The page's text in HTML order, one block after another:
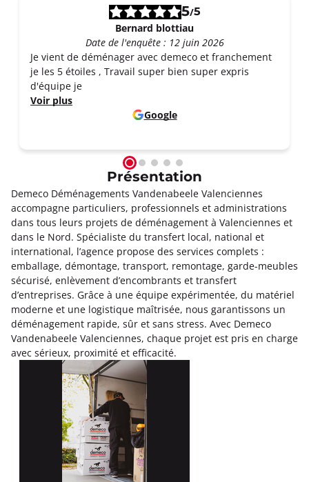
5/5
Bernard blottiau
Date de l'enquête : 12 juin 2026
Je vient de déménager avec demeco et franchement
je les 5 étoiles , Travail super bien super expris
d'équipe je
Voir plus
Google
Présentation
Demeco Déménagements Vandenabeele Valenciennes
accompagne particuliers, professionnels et administrations
dans tous leurs projets de déménagement à Valenciennes et
dans le Nord. Spécialiste du transfert local, national et
international, l’agence propose des services complets :
emballage, démontage, transport, remontage, garde-meubles
sécurisé, enlèvement d’encombrants et transfert
d’entreprises. Grâce à une équipe expérimentée, du matériel
moderne et une logistique maîtrisée, nous garantissons un
déménagement rapide, sûr et sans stress. Avec Demeco
Vandenabeele Valenciennes, chaque projet est pris en charge
avec sérieux, proximité et efficacité.